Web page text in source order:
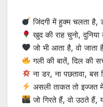
जिंदगी में हुक्म चलता है,
खुद की राह चुनो, दुनिया
जो भी आता है, वो जाता
गली की बातें, दिल की
ना डर, ना पछतावा, बस
असली ताकत तो इज्जत
जो गिरते हैं, वो उठते हैं,